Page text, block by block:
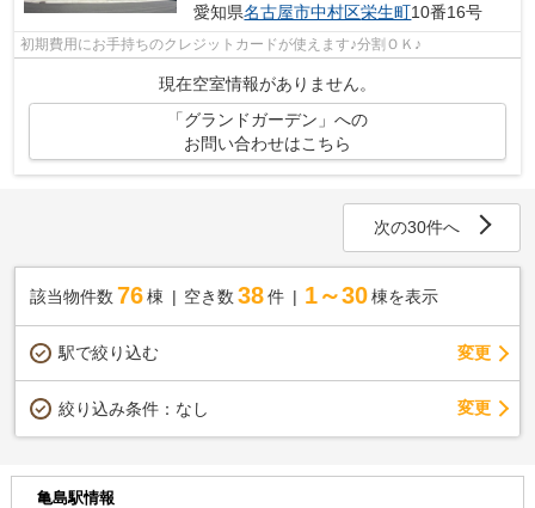
愛知県名古屋市中村区栄生町10番16号
初期費用にお手持ちのクレジットカードが使えます♪分割ＯＫ♪
現在空室情報がありません。
「グランドガーデン」への
お問い合わせはこちら
次の30件へ
該当物件数 76棟 空き数 38 件 1～30 棟を表示
駅で絞り込む 変更
絞り込み条件： なし 変更
亀島駅情報